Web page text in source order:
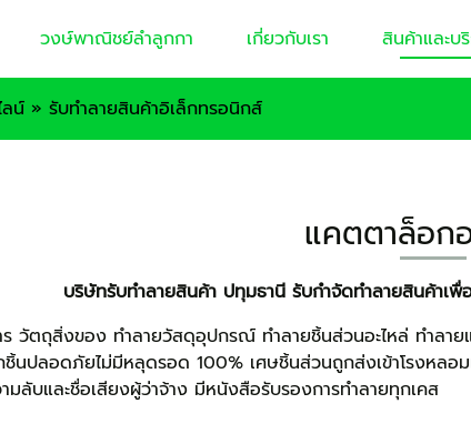
วงษ์พาณิชย์ลำลูกกา เกี่ยวกับเรา สินค้าและบ
น์ » รับทำลายสินค้าอิเล็กทรอนิกส์
แคตตาล็อก
บริษัทรับทำลายสินค้า ปทุมธานี รับกำจัดทำลายสินค้าเ
ร วัตถุสิ่งของ ทำลายวัสดุอุปกรณ์ ทำลายชิ้นส่วนอะไหล่ ทำล
ชิ้นปลอดภัยไม่มีหลุดรอด 100% เศษชิ้นส่วนถูกส่งเข้าโรงหลอ
ลับและชื่อเสียงผู้ว่าจ้าง มีหนังสือรับรองการทำลายทุกเคส